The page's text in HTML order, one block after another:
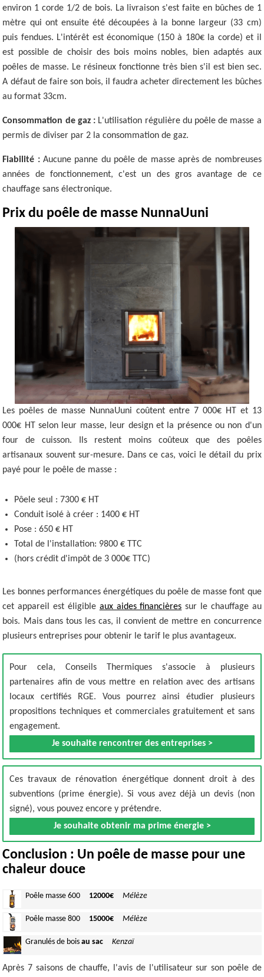
environ 1 corde 1/2 de bois. La livraison s'est faite en bûches de 1
mètre qui ont ensuite été découpées à la bonne largeur (33 cm)
puis fendues. L'intérêt est économique (150 à 180€ la corde) et il
est possible de choisir des bois moins nobles, bien adaptés aux
poêles de masse. Le résineux fonctionne très bien s'il est bien sec.
A défaut de faire son bois, il faudra acheter directement les bûches
au format 33cm.
Consommation de gaz : L'utilisation régulière du poêle de masse a
permis de diviser par 2 la consommation de gaz.
Fiabilité :Aucune panne du poêle de masse après de nombreuses
années de fonctionnement, c'est un des gros avantage de ce
chauffage sans électronique.
Prix du poêle de masse NunnaUuni
Les poêles de masse NunnaUuni coûtent entre 7 000€ HT et 13
000€ HT selon leur masse, leur design et la présence ou non d'un
four de cuisson. Ils restent moins coûteux que des poêles
artisanaux souvent sur-mesure. Dans ce cas, voici le détail du prix
payé pour le poêle de masse :
Pôele seul : 7300 € HT
Conduit isolé à créer : 1400 € HT
Pose : 650 € HT
Total de l'installation: 9800 € TTC
(hors crédit d'impôt de 3 000€ TTC)
Les bonnes performances énergétiques du poêle de masse font que
cet appareil est éligible aux aides financières sur le chauffage au
bois. Mais dans tous les cas, il convient de mettre en concurrence
plusieurs entreprises pour obtenir le tarif le plus avantageux.
Pour cela, Conseils Thermiques s'associe à plusieurs
partenaires afin de vous mettre en relation avec des artisans
locaux certifiés RGE. Vous pourrez ainsi étudier plusieurs
propositions techniques et commerciales gratuitement et sans
engagement.
Je souhaite rencontrer des entreprises >
Ces travaux de rénovation énergétique donnent droit à des
subventions (prime énergie). Si vous avez déjà un devis (non
signé), vous pouvez encore y prétendre.
Je souhaite obtenir ma prime énergie >
Conclusion : Un poêle de masse pour une
chaleur douce
Poêle masse 600 12000€ Mélèze
Poêle masse 800 15000€ Mélèze
Granulés de boisau sac Kenzaï
Après 7 saisons de chauffe, l'avis de l'utilisateur sur son poêle de